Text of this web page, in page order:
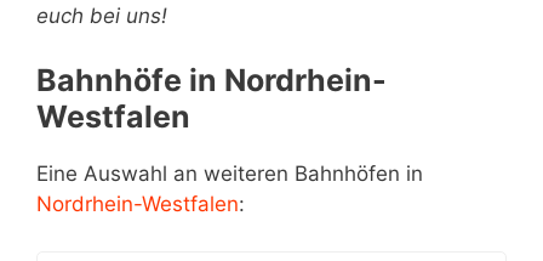
euch bei uns!
Bahnhöfe in Nordrhein-
Westfalen
Eine Auswahl an weiteren Bahnhöfen in
Nordrhein-Westfalen: